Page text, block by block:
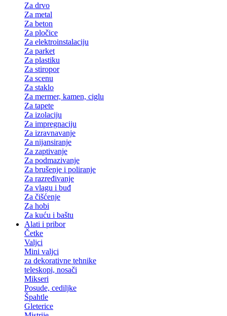
Za drvo
Za metal
Za beton
Za pločice
Za elektroinstalaciju
Za parket
Za plastiku
Za stiropor
Za scenu
Za staklo
Za mermer, kamen, ciglu
Za tapete
Za izolaciju
Za impregnaciju
Za izravnavanje
Za nijansiranje
Za zaptivanje
Za podmazivanje
Za brušenje i poliranje
Za razređivanje
Za vlagu i buđ
Za čišćenje
Za hobi
Za kuću i baštu
Alati i pribor
Četke
Valjci
Mini valjci
za dekorativne tehnike
teleskopi, nosači
Mikseri
Posude, cediljke
Špahtle
Gleterice